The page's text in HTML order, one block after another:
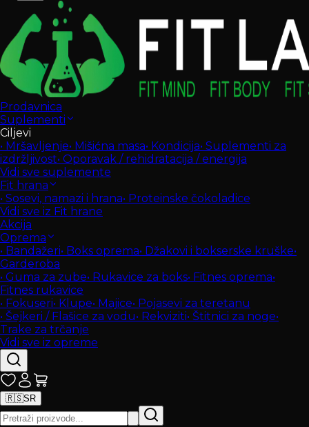
Prodavnica
Suplementi
Ciljevi
• Mršavljenje• Mišićna masa• Kondicija• Suplementi za
izdržljivost• Oporavak / rehidratacija / energija
Vidi sve suplemente
Fit hrana
• Sosevi, namazi i hrana• Proteinske čokoladice
Vidi sve iz Fit hrane
Akcija
Oprema
• Bandažeri• Boks oprema• Džakovi i bokserske kruške•
Garderoba
• Guma za zube• Rukavice za boks• Fitnes oprema•
Fitnes rukavice
• Fokuseri• Klupe• Majice• Pojasevi za teretanu
• Šejkeri / Flašice za vodu• Rekviziti• Štitnici za noge•
Trake za trčanje
Vidi sve iz opreme
🇷🇸SR